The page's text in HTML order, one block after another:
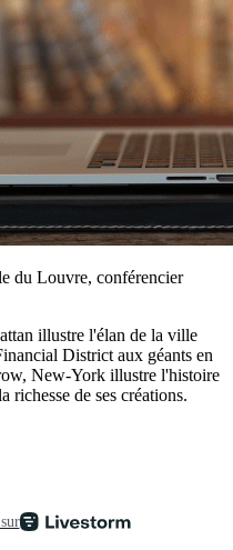
du Louvre, conférencier
illustre l'élan de la ville
District aux géants en
New-York illustre l'histoire
richesse de ses créations.